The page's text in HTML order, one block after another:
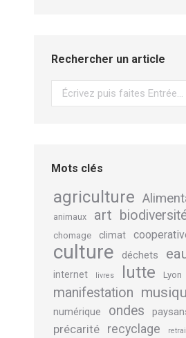
Rechercher un article
Recherche
Mots clés
agriculture
animaux art
chomage climat
culture déchets
internet livres lutte Lyon
manifestation
numérique
ondes
précarité
recyclage